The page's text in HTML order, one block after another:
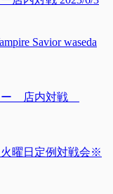
Savior waseda
ー 店内対戦
火曜日定例対戦会※